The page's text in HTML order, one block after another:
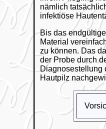
nämlich
infektiöse
Bis das
Material
zu können. Das
der Probe durch
Diagnosestellung
Hautpilz